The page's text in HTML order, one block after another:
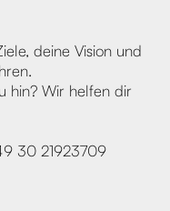
deine Vision und
hin? Wir helfen dir
30 21923709